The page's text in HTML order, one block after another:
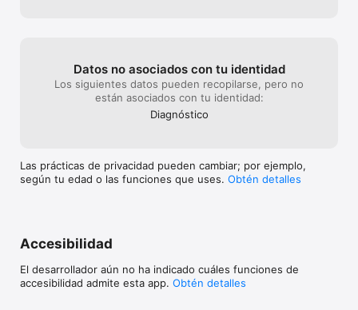
Datos no asociados con tu identidad
Los siguientes datos pueden recopilarse, pero no
están asociados con tu identidad:
Diagnóstico
Las prácticas de privacidad pueden cambiar; por ejemplo,
según tu edad o las funciones que uses. Obtén detalles
Accesibilidad
El desarrollador aún no ha indicado cuáles funciones de
accesibilidad admite esta app. Obtén detalles